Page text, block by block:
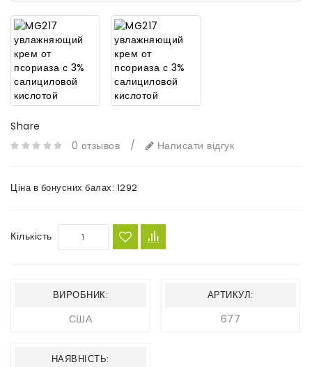
Share
0 отзывов
/ Написати відгук
Ціна в бонусних балах: 1292
Кількість
ВИРОБНИК:
США
АРТИКУЛ:
677
НАЯВНІСТЬ: